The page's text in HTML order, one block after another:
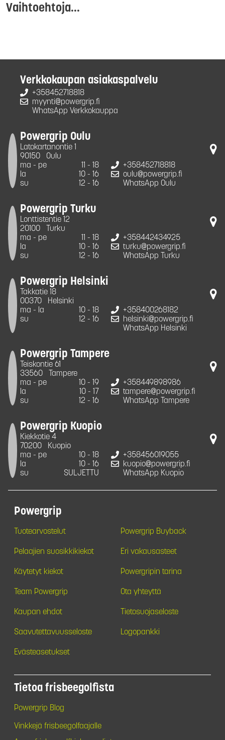
Vaihtoehtoja...
Verkkokaupan asiakaspalvelu
+358452718818
myynti@powergrip.fi
WhatsApp Verkkokauppa
Powergrip Oulu
Latokartanontie 1
90150
Oulu
ma - pe
11 - 18
la
10 - 16
su
12 - 16
+358452718818
oulu@powergrip.fi
WhatsApp Oulu
Powergrip Turku
Lonttistentie 12
20100
Turku
ma - pe
11 - 18
la
10 - 16
su
12 - 16
+358442434925
turku@powergrip.fi
WhatsApp Turku
Powergrip Helsinki
Takkatie 18
00370
Helsinki
ma - la
10 - 18
su
12 - 16
+358400268182
helsinki@powergrip.fi
WhatsApp Helsinki
Powergrip Tampere
Teiskontie 61
33560
Tampere
ma - pe
10 - 19
la
10 - 17
su
12 - 16
+358449898986
tampere@powergrip.fi
WhatsApp Tampere
Powergrip Kuopio
Kiekkotie 4
70200
Kuopio
ma - pe
10 - 18
la
10 - 16
su
SULJETTU
+358456019055
kuopio@powergrip.fi
WhatsApp Kuopio
Powergrip
Tuotearvostelut Powergrip Buyback
Pelaajien suosikkikiekot Eri vakausasteet
Käytetyt kiekot Powergripin tarina
Team Powergrip Ota yhteyttä
Kaupan ehdot Tietosuojaseloste
Saavutettavuusseloste Logopankki
Evästeasetukset
Tietoa frisbeegolfista
Powergrip Blog
Vinkkejä frisbeegolfaajalle